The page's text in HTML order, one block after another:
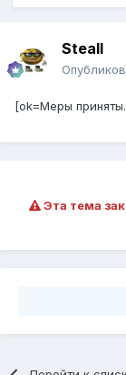
Steall
[ok=Меры
Эта тема